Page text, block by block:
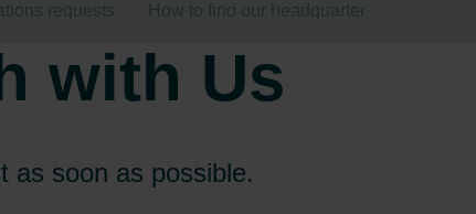
requests How to find our headquarter
with Us
as soon as possible.